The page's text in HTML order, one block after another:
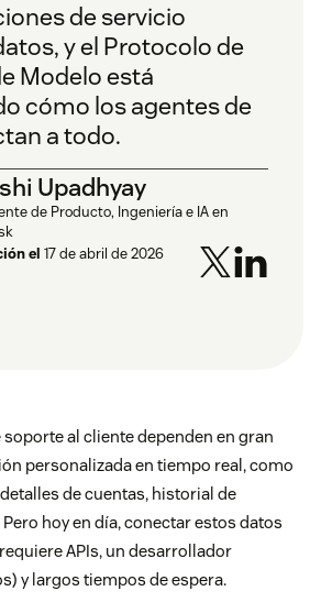
de servicio
y el Protocolo de
Modelo está
cómo los agentes de
a todo.
Upadhyay
de Producto, Ingeniería e IA en
el 17 de abril de 2026
al cliente dependen en gran
personalizada en tiempo real, como
de cuentas, historial de
hoy en día, conectar estos datos
APIs, un desarrollador
y largos tiempos de espera.